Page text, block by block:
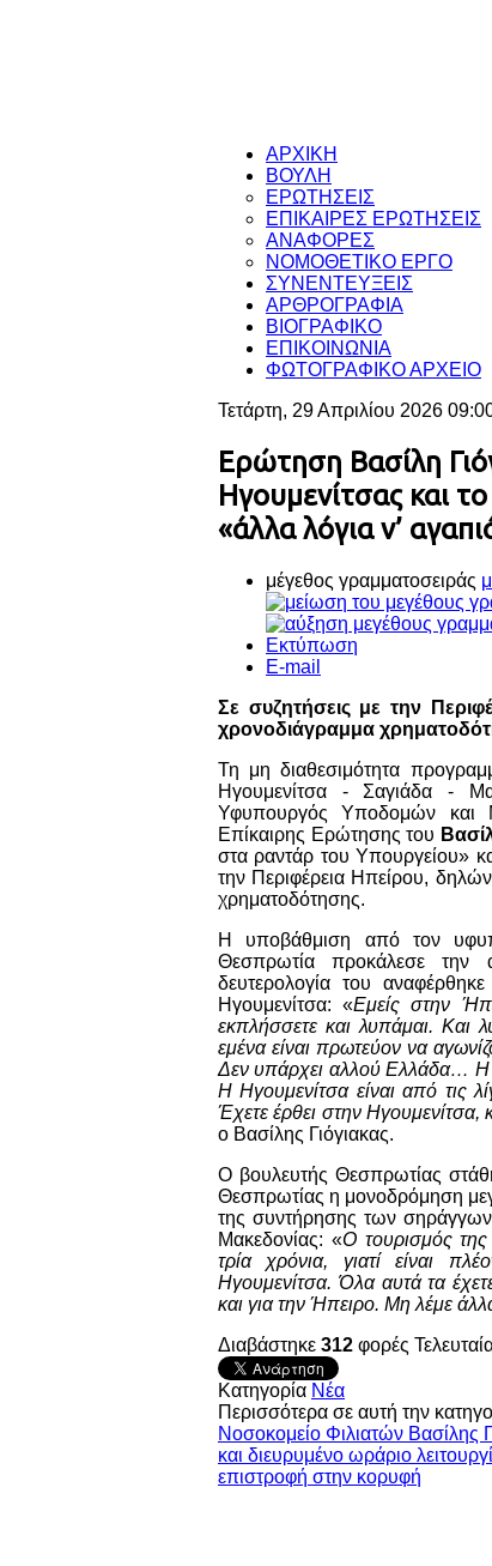
ΑΡΧΙΚΗ
ΒΟΥΛΗ
ΕΡΩΤΗΣΕΙΣ
ΕΠΙΚΑΙΡΕΣ ΕΡΩΤΗΣΕΙΣ
ΑΝΑΦΟΡΕΣ
ΝΟΜΟΘΕΤΙΚΟ ΕΡΓΟ
ΣΥΝΕΝΤΕΥΞΕΙΣ
ΑΡΘΡΟΓΡΑΦΙΑ
ΒΙΟΓΡΑΦΙΚΟ
ΕΠΙΚΟΙΝΩΝΙΑ
ΦΩΤΟΓΡΑΦΙΚΟ ΑΡΧΕΙΟ
Τετάρτη, 29 Απριλίου 2026
Ερώτηση Βασίλη
Ηγουμενίτσας και
«άλλα λόγια ν’
μέγεθος γραμματοσειράς
Εκτύπωση
E-mail
Σε συζητήσεις με την
χρονοδιάγραμμα
Τη μη διαθεσιμότητα
Ηγουμενίτσα - Σαγιάδα -
Υφυπουργός Υποδομών και
Επίκαιρης Ερώτησης του
στα ραντάρ του Υπουργείου»
την Περιφέρεια Ηπείρου,
χρηματοδότησης.
Η υποβάθμιση από τον
Θεσπρωτία προκάλεσε την
δευτερολογία του
Ηγουμενίτσα: «Εμείς στην
εκπλήσσετε και λυπάμαι. Και
εμένα είναι πρωτεύον να
Δεν υπάρχει αλλού Ελλάδα… Η
Η Ηγουμενίτσα είναι από τις
Έχετε έρθει στην Ηγουμενίτσα,
ο Βασίλης Γιόγιακας.
Ο βουλευτής Θεσπρωτίας
Θεσπρωτίας η μονοδρόμηση
της συντήρησης των σηράγγων
Μακεδονίας: «Ο τουρισμός της
τρία χρόνια, γιατί είναι
Ηγουμενίτσα. Όλα αυτά τα
και για την Ήπειρο. Μη λέμε
Διαβάστηκε 312 φορές
Κατηγορία Νέα
Περισσότερα σε αυτή την
Νοσοκομείο Φιλιατών Βασίλης
και διευρυμένο ωράριο
επιστροφή στην κορυφή